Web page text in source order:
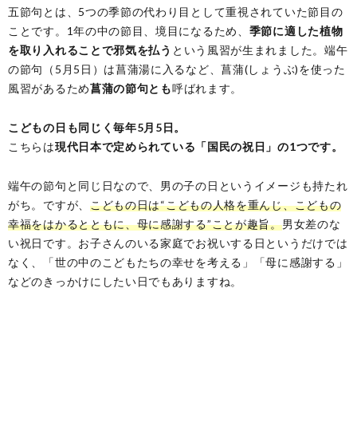
五節句とは、5つの季節の代わり目として重視されていた節目の
ことです。1年の中の節目、境目になるため、 季節に適した植物
を取り入れることで邪気を払う という風習が生まれました。端午
の節句（5月5日）は菖蒲湯に入るなど、菖蒲(しょうぶ)を使った
風習があるため菖蒲の節句とも呼ばれます。
こどもの日も同じく毎年5月5日。
こちらは現代日本で定められている「国民の祝日」の1つです。
端午の節句と同じ日なので、男の子の日というイメージも持たれ
がち。ですが、 こどもの日は“こどもの人格を重んじ、こどもの
幸福をはかるとともに、母に感謝する”ことが趣旨。男女差のな
い祝日です。お子さんのいる家庭でお祝いする日というだけでは
なく、「世の中のこどもたちの幸せを考える」「母に感謝する」
などのきっかけにしたい日でもありますね。